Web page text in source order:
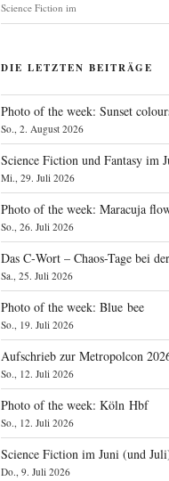
Science Fiction im
DIE LETZTEN BEITRÄGE
Photo of the week: Sunset
So., 2. August 2026
Science Fiction und Fantasy im
Mi., 29. Juli 2026
Photo of the week: Maracuja
So., 26. Juli 2026
Das C‑Wort – Chaos-Tage bei
Sa., 25. Juli 2026
Photo of the week: Blue bee
So., 19. Juli 2026
Aufschrieb zur Metropolcon
So., 12. Juli 2026
Photo of the week: Köln Hbf
So., 12. Juli 2026
Science Fiction im Juni (und
Do., 9. Juli 2026